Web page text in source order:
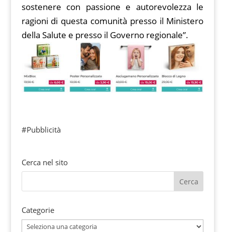
sostenere con passione e autorevolezza le
ragioni di questa comunità presso il Ministero
della Salute e presso il Governo regionale”.
#Pubblicità
Cerca nel sito
Categorie
Categorie